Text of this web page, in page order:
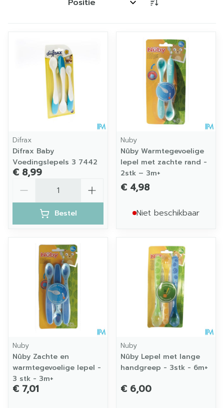
Sorteer op:
Difrax
Difrax Baby
Voedingslepels 3 7442
€ 8,99
Bestel
Nuby
Nûby Warmtegevoelige
lepel met zachte rand -
2stk – 3m+
€ 4,98
Niet beschikbaar
Nuby
Nûby Zachte en
warmtegevoelige lepel -
3 stk - 3m+
€ 7,01
Nuby
Nûby Lepel met lange
handgreep - 3stk - 6m+
€ 6,00